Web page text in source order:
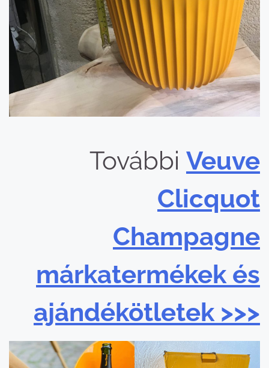
További Veuve
Clicquot
Champagne
márkatermékek és
ajándékötletek >>>